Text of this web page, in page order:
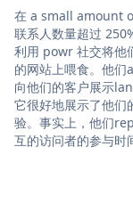
在 a small amount
联系人数量超过
利用 powr 社交将他
的网站上喂食。他
向他们的客户展示
它很好地展示了他们
验。事实上，他们
互的访问者的参与时